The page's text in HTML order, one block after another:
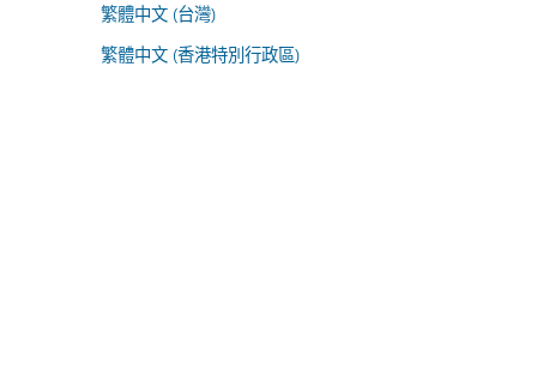
繁體中文 (台灣)
繁體中文 (香港特別行政區)